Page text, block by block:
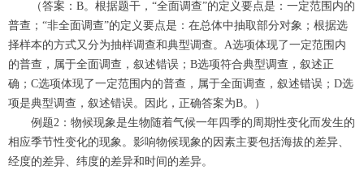
（答案：B。根据题干，“全面调查”的定义要点是：一定范围内的
普查；“非全面调查”的定义要点是：在总体中抽取部分对象；根据选
择样本的方式又分为抽样调查和典型调查。A选项体现了一定范围内
的普查，属于全面调查，叙述错误；B选项符合典型调查，叙述正
确；C选项体现了一定范围内的普查，属于全面调查，叙述错误；D选
项是典型调查，叙述错误。因此，正确答案为B。）
例题2：物候现象是生物随着气候一年四季的周期性变化而发生的
相应季节性变化的现象。影响物候现象的因素主要包括海拔的差异、
经度的差异、纬度的差异和时间的差异。